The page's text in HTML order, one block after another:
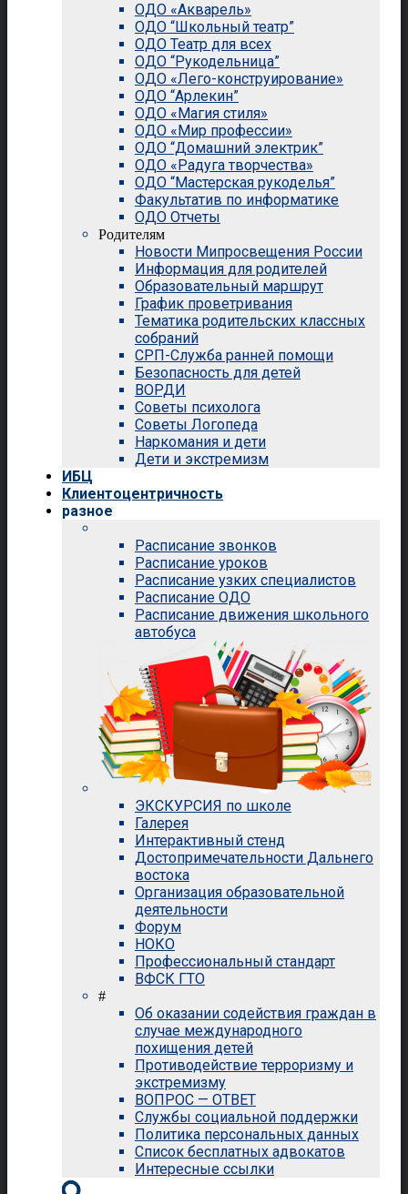
ОДО «Акварель»
ОДО “Школьный театр”
ОДО Театр для всех
ОДО “Рукодельница”
ОДО «Лего-конструирование»
ОДО “Арлекин”
ОДО «Магия стиля»
ОДО «Мир профессии»
ОДО “Домашний электрик”
ОДО «Радуга творчества»
ОДО “Мастерская рукоделья”
Факультатив по информатике
ОДО Отчеты
Родителям
Новости Мипросвещения России
Информация для родителей
Образовательный маршрут
График проветривания
Тематика родительских классных
собраний
СРП-Служба ранней помощи
Безопасность для детей
ВОРДИ
Советы психолога
Советы Логопеда
Наркомания и дети
Дети и экстремизм
ИБЦ
Клиентоцентричность
разное
Расписание звонков
Расписание уроков
Расписание узких специалистов
Расписание ОДО
Расписание движения школьного
автобуса
ЭКСКУРСИЯ по школе
Галерея
Интерактивный стенд
Достопримечательности Дальнего
востока
Организация образовательной
деятельности
Форум
НОКО
Профессиональный стандарт
ВФСК ГТО
#
Об оказании содействия граждан в
случае международного
похищения детей
Противодействие терроризму и
экстремизму
ВОПРОС — ОТВЕТ
Службы социальной поддержки
Политика персональных данных
Список бесплатных адвокатов
Интересные ссылки